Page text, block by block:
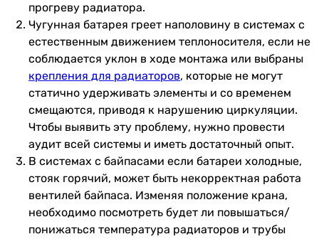
прогреву радиатора.
Чугунная батарея греет наполовину в системах с
естественным движением теплоносителя, если не
соблюдается уклон в ходе монтажа или выбраны
крепления для радиаторов, которые не могут
статично удерживать элементы и со временем
смещаются, приводя к нарушению циркуляции.
Чтобы выявить эту проблему, нужно провести
аудит всей системы и иметь достаточный опыт.
В системах с байпасами если батареи холодные,
стояк горячий, может быть некорректная работа
вентилей байпаса. Изменяя положение крана,
необходимо посмотреть будет ли повышаться/
понижаться температура радиаторов и трубы